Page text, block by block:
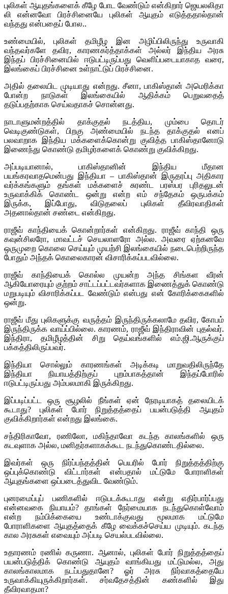
புலிகள் ஆயுதங்களைக் கீழே போட வேண்டும் என்கிறார் ஜெயலலிதா
லி என்னவோ பிரச்சினையே புலிகள் ஆயுதம் எடுத்ததால்தான்
வந்தது என்பதைப் போல..
உண்மையில், புலிகள் தமிழீழ இன அழிப்பிலிருந்து உருவாகி
வந்தவர்களே தவிர, காரணகர்த்தாக்கள் அல்லர் இந்திய அரசு
இந்தப் பிரச்சினையில் ஈடுபட்டிருப்பது வெளிப்படையாகாத வரை,
இலங்கைப் பிரச்சினை உள்நாட்டுப் பிரச்சினை.
அதில் தலையிட முடியாது என்றது. சீனா, பாகிஸ்தான் அமெரிக்கா
போன்ற நாடுகள் இலங்கையில் ஆதிக்கம் பெறுவதைத்
தடுப்பதற்காக செய்வதாகச் சொன்னது.
நாடாளுமன்றத்தில் தாக்குதல் நடத்திய, மும்பை தொடர்
வெடிகுண்டுகள், பிறகு அண்மையில் நடந்த தாக்குதல் எனப்
பலவாறாக இந்திய மக்களைக்கொன்று குவித்த பாகிஸ்தானோடு
இணைந்து கொண்டு தமிழர்களைக் கொண்று குவிக்கிறது.
அப்படியானால், பாகிஸ்தானின் இந்திய மீதான
பயங்கரவாதமென்பது இந்தியா – பாகிஸ்தான் இருதரப்பு அதிகார
வர்க்கங்களும் தங்கள் மக்களைச் சுரண்ட பரஸ்பர புரிதலுடன்
உருவாக்கிக் கொண்ட ஒன்று என்ற எம் சந்தேகம் ஒருபக்கம்
இருக்க, இப்போது, விடுதலைப் புலிகள் தீவிரவாதிகள்
அதனால்தான் சண்டை என்கிறது.
ராஜீவ் காந்தியைக் கொன்றார்கள் என்கிறது. ராஜீவ் காந்தி ஒரு
கவுன்சிலரோ, மாவட்டச் செயலாளரோ அல்ல. அவரை ஏற்கனவே
ஒருமுறை கொலை செய்யும் முயற்சி இலங்கையில் நடைபெற்றிருந்த
போதும் அந்தக் கொலைகாரன் விசாரிக்கப்படவில்லை.
ராஜீவ் காந்தியைக் கொல்ல முயன்ற அந்த சிங்கள வீரன்
ஆகியோரையும் குற்றம் சாட்டப்பட்டவர்களாக இணைத்துக் கொண்டு
மறுபடியும் விசாரிக்கப்பட வேண்டும் என்பது என் கோரிக்கைகளில்
ஒன்று.
ராஜீவ் மீது புலிகளுக்கு வருத்தம் இருந்திருக்கலாமே தவிர, கோபம்
இருந்திருக்க வாய்ப்பில்லை. காரணம், ராஜீவ் இந்திராவின் புதல்வர்.
இந்திரா, தமிழீழத்தின் சிறு தெய்வங்களில் எம்.ஜி.ஆருக்குப்
பக்கத்திலிருப்பவர்.
இந்தியா சொல்லும் காரணங்கள் அடிக்கடி மாறுவதிலிருந்தே
இந்தியா நியாயத்திற்குப் புறம்பாகத்தான் இந்தப்போரில்
ஈடுபட்டிருப்பது அம்பலமாகி இருக்கிறது.
இப்படிப்பட்ட ஒரு சூழலில் நீங்கள் ஏன் நேரடியாகத் தலையிடக்
கூடாது? புலிகள் போர் நிறுத்தத்தைப் பயன்படுத்தி ஆயுதம்
குவிக்கிறார்கள் என்றது இலங்கை.
சந்திரிகாவோ, ரணிலோ, மகிந்தாவோ கடந்த காலங்களில் ஒரு
கடவுளாக அல்ல, மனிதர்களாகக்கூட நடந்துகொண்டதில்லை.
இவர்கள் ஒரு நிர்ப்பந்தத்தின் பெயரில் போர் நிறுத்தத்திற்கு
ஒப்புக்கொண்டு விட்டார்கள் என்பதால் மட்டுமே போராளிகள்
ஆயுதங்களை ஒப்படைத்துவிட வேண்டும்.
புனரமைப்புப் பணிகளில் ஈடுபடக்கூடாது என்று எதிர்பார்ப்பது
என்னவகை நியாயம்? தாங்கள் நேர்மையாக நடந்துகொள்வோம்
என்ற நம்பிக்கையை உண்டாக்குவது மூலமாக மட்டுமே
போராளிகளை ஆயுதத்தைக் கீழே வைக்கச்செய்ய முடியும். கடந்த
கால அரசுகள் எவையும் அப்படி செயல்படவில்லை.
உதாரணம் ரணில் கருணா. ஆனால், புலிகள் போர் நிறுத்தத்தைப்
பயன்படுத்திக் கொண்டு ஆயுதம் வாங்கியது மட்டுமல்ல, அது
காலங்காலமாக நடப்பதுதானே? ஓர் அரசு நிர்வாகத்தையே
உருவாக்கியுருக்கிறார்கள். சர்வதேசத்தின் கண்களில் இது
தீவிரவாதமா?